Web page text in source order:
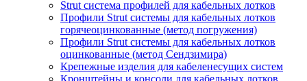
Strut система профилей для кабельных лотков
Профили Strut системы для кабельных лотков
горячеоцинкованные (метод погружения)
Профили Strut системы для кабельных лотков
оцинкованные (метод Сендзимира)
Крепежные изделия для кабеленесущих систем
Кронштейны и консоли для кабельных лотков